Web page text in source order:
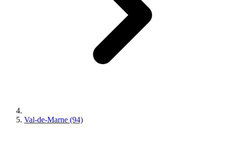
Val-de-Marne (94)